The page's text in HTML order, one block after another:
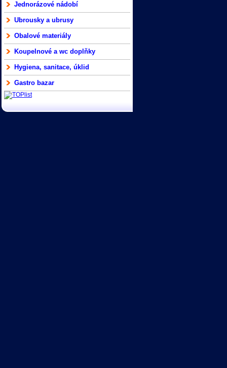
Jednorázové nádobí
Ubrousky a ubrusy
Obalové materiály
Koupelnové a wc doplňky
Hygiena, sanitace, úklid
Gastro bazar